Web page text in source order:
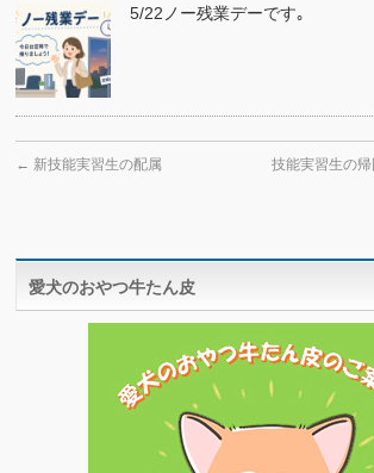
5/22ノー残業デーです｡
← 新技能実習生の配属 技能実習生の帰
愛犬のおやつ牛たん皮